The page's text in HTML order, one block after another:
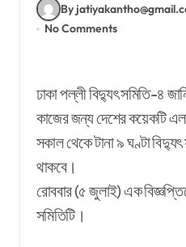
By
No Comments
ঢাকা পল্লী বিদ্যুৎ সমিতি-৪ জানিয়েছে, লাইন রক্ষণাবেক্ষণ
কাজের জন্য দেশের কয়েকটি
সকাল থেকে টানা ৯ ঘণ্টা
থাকবে।
রোববার (৫ জুলাই) এক
সমিতিটি।